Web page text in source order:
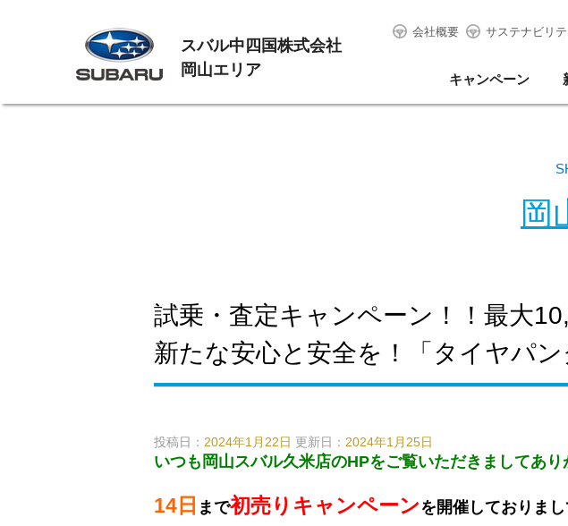
スバル中四国株式会社
岡山エリア
会社概要 サステナビリ
キャンペーン
岡
試乗・査定キャンペーン！！最大
新たな安心と安全を！「タイヤパン
投稿日： 2024年1月22日 更新日： 2024年1月25日
いつも岡山スバル久米店のHPをご覧いただきましてあり
14日 まで初売りキャンペーンを開催しておりま